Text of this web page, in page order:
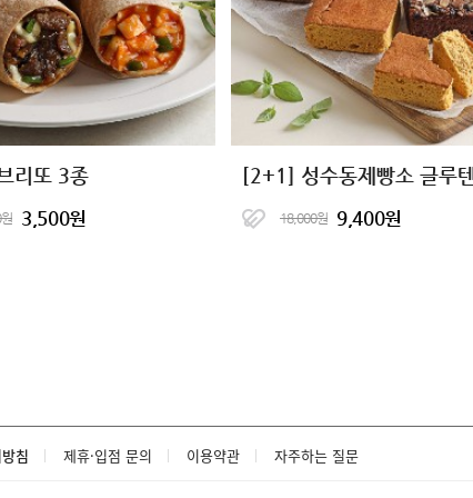
리또 3종
3,500원 18,000원 9,400원
침 제휴·입점 문의 이용약관 자주하는 질문